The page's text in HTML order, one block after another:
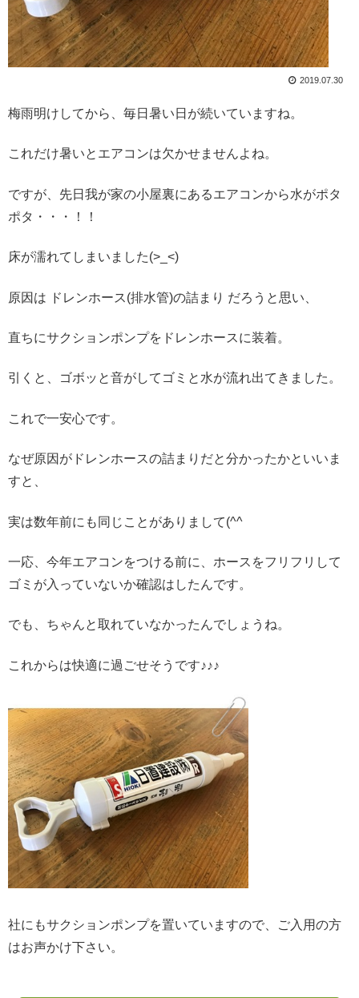
2019.07.30
梅雨明けしてから、毎日暑い日が続いていますね。
これだけ暑いとエアコンは欠かせませんよね。
ですが、先日我が家の小屋裏にあるエアコンから水がポタ
ポタ・・・！！
床が濡れてしまいました(>_<)
原因は ドレンホース(排水管)の詰まり だろうと思い、
直ちにサクションポンプをドレンホースに装着。
引くと、ゴボッと音がしてゴミと水が流れ出てきました。
これで一安心です。
なぜ原因がドレンホースの詰まりだと分かったかといいま
すと、
実は数年前にも同じことがありまして(^^ゞ
一応、今年エアコンをつける前に、ホースをフリフリして
ゴミが入っていないか確認はしたんです。
でも、ちゃんと取れていなかったんでしょうね。
これからは快適に過ごせそうです♪♪♪
社にもサクションポンプを置いていますので、ご入用の方
はお声かけ下さい。